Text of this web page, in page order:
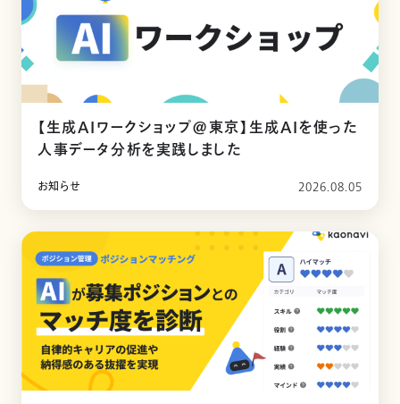
【生成AIワークショップ@東京】生成AIを使った
人事データ分析を実践しました
お知らせ 2026.08.05